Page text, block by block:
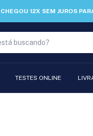
CHEGOU 12X SEM JUROS
TESTES ONLINE